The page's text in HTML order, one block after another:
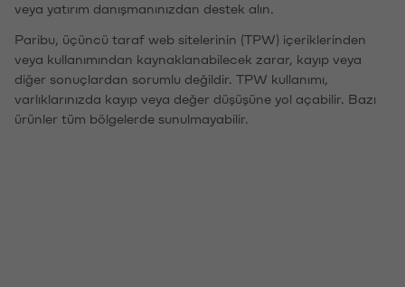
veya yatırım danışmanınızdan destek alın.
Paribu, üçüncü taraf web sitelerinin (TPW) içeriklerinden
veya kullanımından kaynaklanabilecek zarar, kayıp veya
diğer sonuçlardan sorumlu değildir. TPW kullanımı,
varlıklarınızda kayıp veya değer düşüşüne yol açabilir. Bazı
ürünler tüm bölgelerde sunulmayabilir.